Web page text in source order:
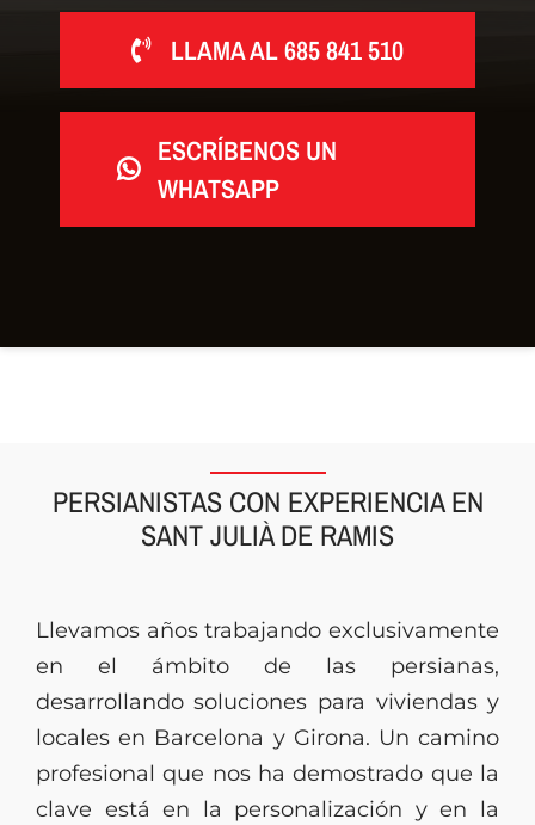
LLAMA AL 685 841 510
ESCRÍBENOS UN
WHATSAPP
PERSIANISTAS CON EXPERIENCIA EN
SANT JULIÀ DE RAMIS
Llevamos años trabajando exclusivamente
en el ámbito de las persianas,
desarrollando soluciones para viviendas y
locales en Barcelona y Girona. Un camino
profesional que nos ha demostrado que la
clave está en la personalización y en la